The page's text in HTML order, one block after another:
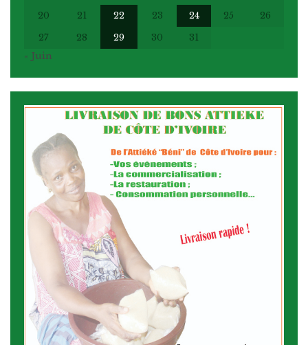
20
21 22 23 24 25
26
27
28 29 30
31
« Juin